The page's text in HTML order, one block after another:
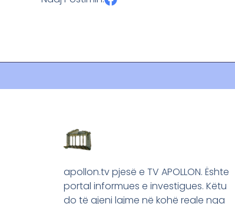
apollon.tv pjesë e TV APOLLON. Ështe
portal informues e investigues. Këtu
do të gjeni lajme në kohë reale nga